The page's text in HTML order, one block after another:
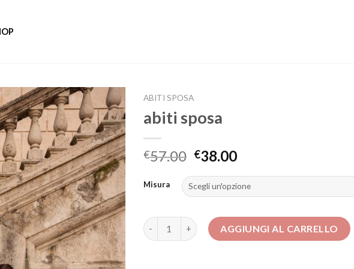
ABITI SPOSA
abiti sposa
€57.00 €38.00
Misura
abiti sposa quantitàAGGIUNGI AL CARRELLO